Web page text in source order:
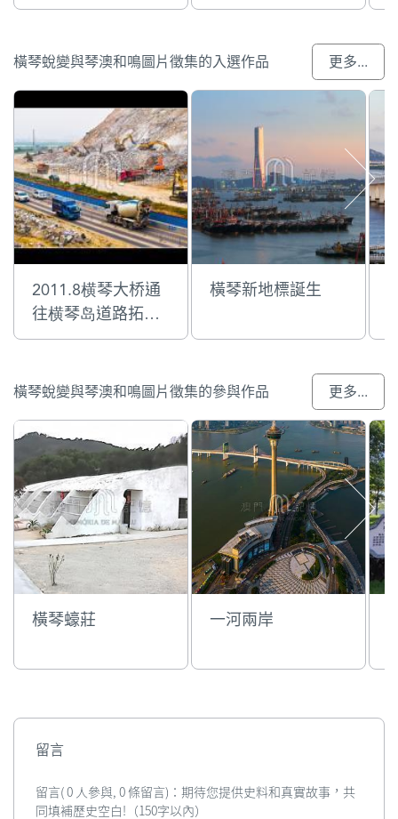
橫琴蛻變與琴澳和鳴圖片徵集的入選作品 更多...
2011.8横琴大桥通
往横琴岛道路拓宽
工程
橫琴新地標誕生
橫琴蛻變與琴澳和鳴圖片徵集的參與作品 更多...
橫琴蠔莊 一河兩岸
留言
留言( 0 人參與, 0 條留言)：期待您提供史料和真實故事，共
同填補歷史空白!（150字以內）